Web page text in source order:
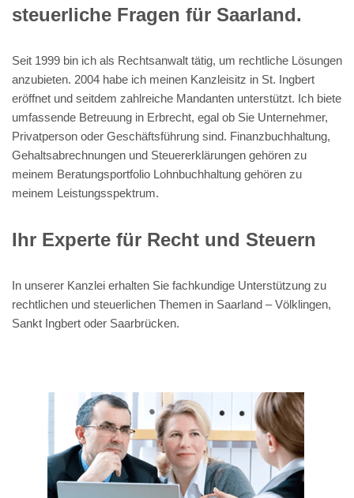
steuerliche Fragen für Saarland.
Seit 1999 bin ich als Rechtsanwalt tätig, um rechtliche Lösungen
anzubieten. 2004 habe ich meinen Kanzleisitz in St. Ingbert
eröffnet und seitdem zahlreiche Mandanten unterstützt. Ich biete
umfassende Betreuung in Erbrecht, egal ob Sie Unternehmer,
Privatperson oder Geschäftsführung sind. Finanzbuchhaltung,
Gehaltsabrechnungen und Steuererklärungen gehören zu
meinem Beratungsportfolio Lohnbuchhaltung gehören zu
meinem Leistungsspektrum.
Ihr Experte für Recht und Steuern
In unserer Kanzlei erhalten Sie fachkundige Unterstützung zu
rechtlichen und steuerlichen Themen in Saarland – Völklingen,
Sankt Ingbert oder Saarbrücken.